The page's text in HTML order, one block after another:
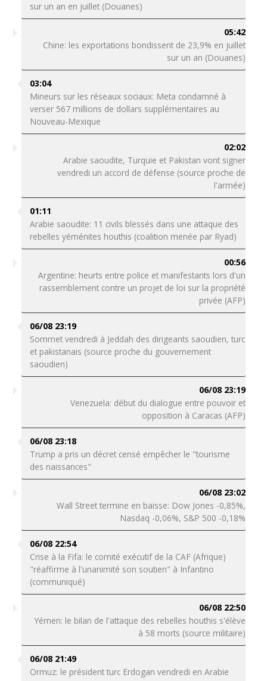
sur un an en juillet (Douanes)
05:42
Chine: les exportations bondissent de 23,9% en juillet
sur un an (Douanes)
03:04
Mineurs sur les réseaux sociaux: Meta condamné à
verser 567 millions de dollars supplémentaires au
Nouveau-Mexique
02:02
Arabie saoudite, Turquie et Pakistan vont signer
vendredi un accord de défense (source proche de
l'armée)
01:11
Arabie saoudite: 11 civils blessés dans une attaque des
rebelles yéménites houthis (coalition menée par Ryad)
00:56
Argentine: heurts entre police et manifestants lors d'un
rassemblement contre un projet de loi sur la propriété
privée (AFP)
06/08 23:19
Sommet vendredi à Jeddah des dirigeants saoudien, turc
et pakistanais (source proche du gouvernement
saoudien)
06/08 23:19
Venezuela: début du dialogue entre pouvoir et
opposition à Caracas (AFP)
06/08 23:18
Trump a pris un décret censé empêcher le "tourisme
des naissances"
06/08 23:02
Wall Street termine en baisse: Dow Jones -0,85%,
Nasdaq -0,06%, S&P 500 -0,18%
06/08 22:54
Crise à la Fifa: le comité exécutif de la CAF (Afrique)
"réaffirme à l'unanimité son soutien" à Infantino
(communiqué)
06/08 22:50
Yémen: le bilan de l'attaque des rebelles houthis s'élève
à 58 morts (source militaire)
06/08 21:49
Ormuz: le président turc Erdogan vendredi en Arabie